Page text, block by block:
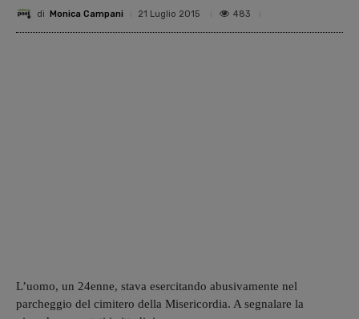
di Monica Campani 21 Luglio 2015 483
L’uomo, un 24enne, stava esercitando abusivamente nel
parcheggio del cimitero della Misericordia. A segnalare la